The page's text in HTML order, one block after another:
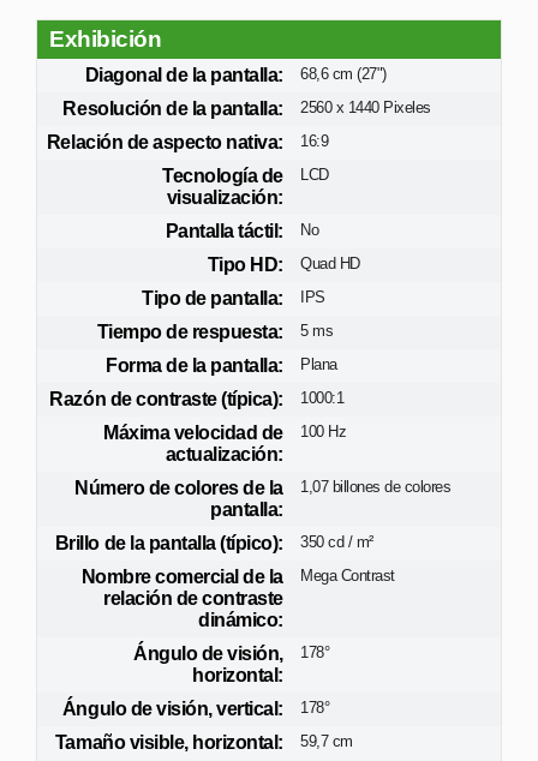
Exhibición
Diagonal de la pantalla: 68,6 cm (27")
Resolución de la pantalla: 2560 x 1440 Pixeles
Relación de aspecto nativa: 16:9
Tecnología de
visualización:
LCD
Pantalla táctil: No
Tipo HD: Quad HD
Tipo de pantalla: IPS
Tiempo de respuesta: 5 ms
Forma de la pantalla: Plana
Razón de contraste (típica): 1000:1
Máxima velocidad de
actualización:
100 Hz
Número de colores de la
pantalla:
1,07 billones de colores
Brillo de la pantalla (típico): 350 cd / m²
Nombre comercial de la
relación de contraste
dinámico:
Mega Contrast
Ángulo de visión,
horizontal:
178°
Ángulo de visión, vertical: 178°
Tamaño visible, horizontal: 59,7 cm